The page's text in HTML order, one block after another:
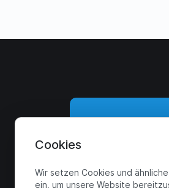
Jetzt
Cookies
Wir setzen Cookies und
ein, um unsere Website